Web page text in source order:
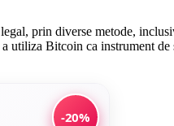
prin diverse metode,
utiliza Bitcoin ca instrument
-20%